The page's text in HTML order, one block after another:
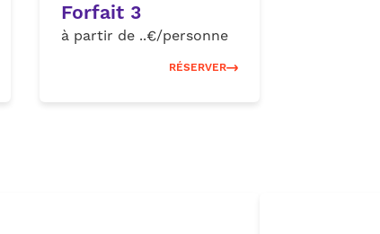
Forfait 3
à partir de ..€/personne
RÉSERVER